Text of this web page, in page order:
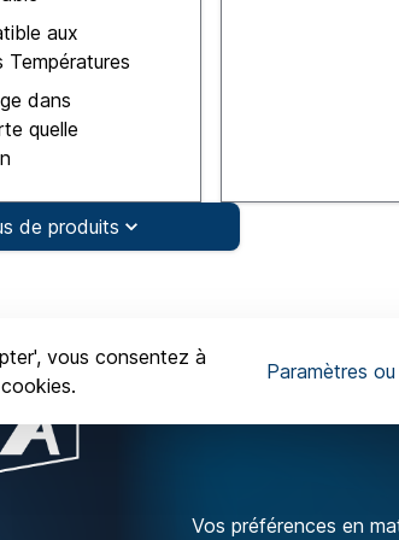
aux
Températures
dans
quelle
de produits
vous consentez à
Paramètres
Vos préférences en